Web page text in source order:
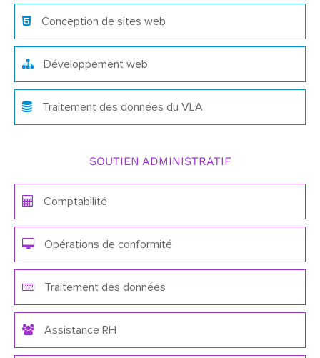
Conception de sites web
Développement web
Traitement des données du VLA
SOUTIEN ADMINISTRATIF
Comptabilité
Opérations de conformité
Traitement des données
Assistance RH